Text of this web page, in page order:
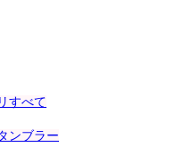
すべて
ンブラー